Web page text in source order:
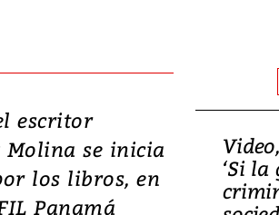
escritor
se inicia
los libros, en
Panamá
Terremoto
y graves
Kumamoto
‘Si la